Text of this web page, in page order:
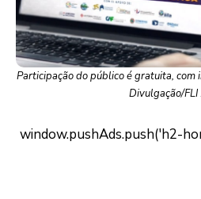
Participação do público é gratuita, com
Divulgação/